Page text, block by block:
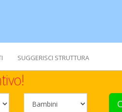
SUGGERISCI STRUTTURA